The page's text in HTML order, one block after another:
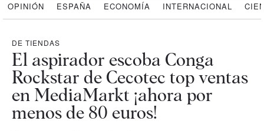
OPINIÓN ESPAÑA ECONOMÍA INTERNACIONAL
DE TIENDAS
El aspirador escoba Conga
Rockstar de Cecotec top ventas
en MediaMarkt ¡ahora por
menos de 80 euros!